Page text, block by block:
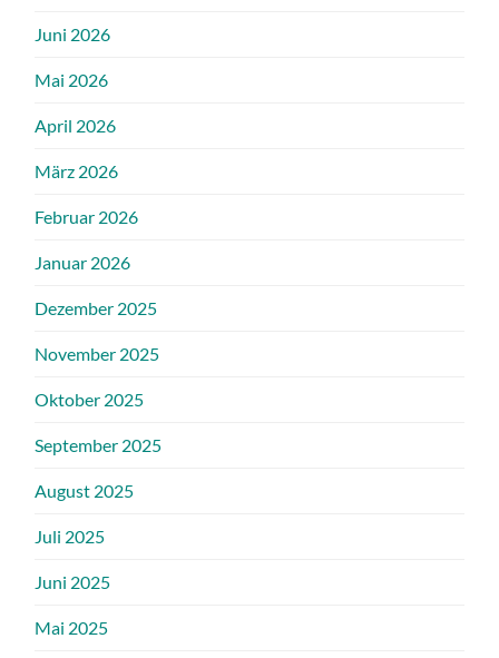
Juni 2026
Mai 2026
April 2026
März 2026
Februar 2026
Januar 2026
Dezember 2025
November 2025
Oktober 2025
September 2025
August 2025
Juli 2025
Juni 2025
Mai 2025